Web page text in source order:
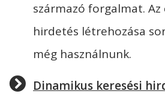
származó forgalmat. Az
hirdetés létrehozása
még használnunk.
Dinamikus keresési